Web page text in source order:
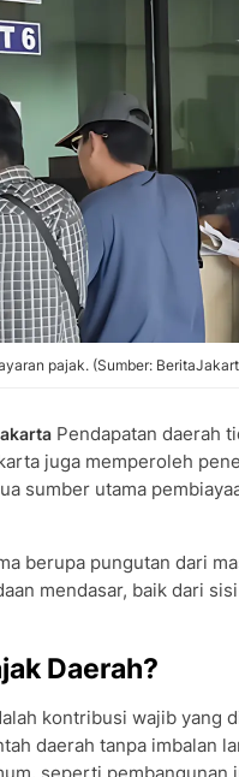
pajak. (Sumber:
Pendapatan daerah
juga memperoleh
sumber utama
berupa pungutan dari
mendasar, baik dari
Daerah?
kontribusi wajib yang
daerah tanpa imbalan